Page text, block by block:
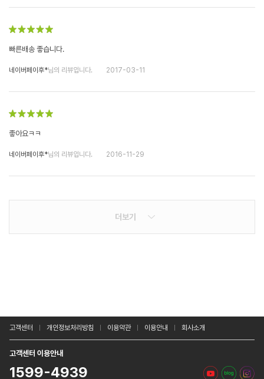
빠른배송 좋습니다.
네이버페이후*님의 리뷰입니다. 2017-03-11
좋아요ㅋㅋ
네이버페이후*님의 리뷰입니다. 2016-11-29
더보기
고객센터 개인정보처리방침 이용약관 이용안내 회사소개
고객센터 이용안내
1599-4939